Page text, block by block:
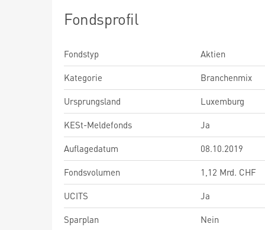
Fondsprofil
Fondstyp
Aktien
Kategorie
Branchenmix
Ursprungsland
Luxemburg
KESt-Meldefonds
Ja
Auflagedatum
08.10.2019
Fondsvolumen
1,12 Mrd. CHF
UCITS
Ja
Sparplan
Nein